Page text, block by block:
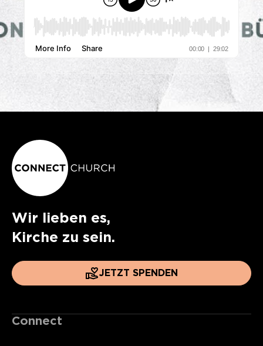
Wir lieben es,
Kirche zu sein.
JETZT SPENDEN
Connect